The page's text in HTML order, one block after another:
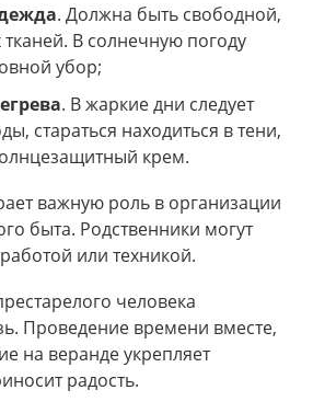
. Должна быть свободной,
В солнечную погоду
убор;
. В жаркие дни следует
стараться находиться в тени,
крем.
важную роль в организации
быта. Родственники могут
или техникой.
человека
Проведение времени вместе,
на веранде укрепляет
радость.